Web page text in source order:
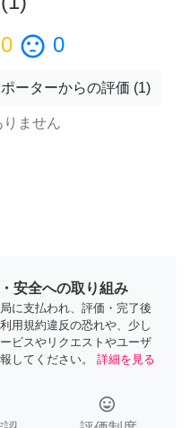
0 sentiment_dissatisfied 0
ーターからの評価 (1)
りません
安全への取り組み
に支払われ、評価・完了後
用規約違反の恐れや、少し
ビスやリクエストやユーザ
してください。
詳細を見る
tag_faces